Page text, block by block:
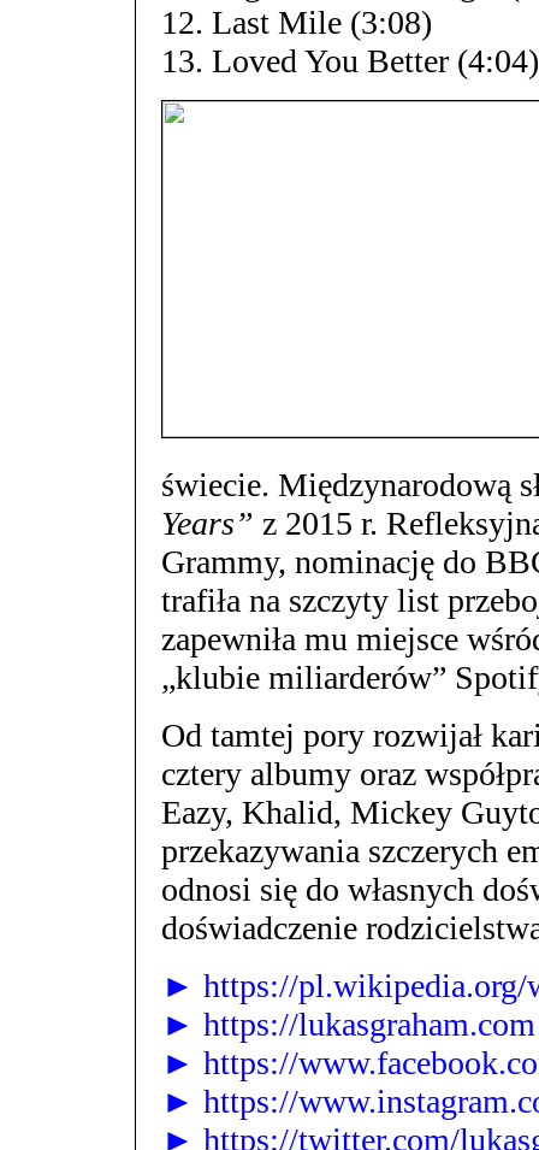
12. Last Mile (3:08)
13. Loved You Better (4:04)
świecie. Międzynarodową
Years” z 2015 r.
Grammy, nominację do
trafiła na szczyty list
zapewniła mu miejsce
„klubie miliarderów”
Od tamtej pory rozwijał
cztery albumy oraz
Eazy, Khalid, Mickey
przekazywania szczerych
odnosi się do własnych
doświadczenie
► https://pl.wikipedia.org/
► https://lukasgraham.com
► https://
► https://
► https://twitter.com/